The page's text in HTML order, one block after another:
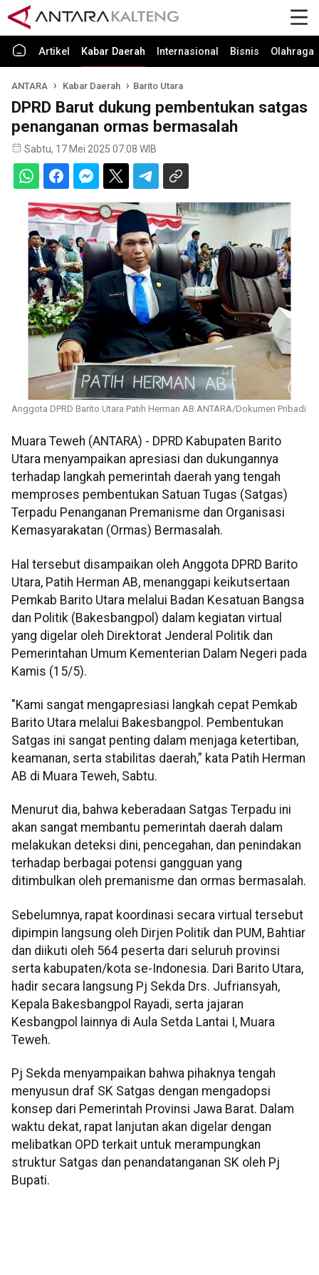
Artikel Kabar Daerah Internasional Bisnis Olahraga
ANTARA Kabar Daerah Barito Utara
DPRD Barut dukung pembentukan satgas
penanganan ormas bermasalah
Sabtu, 17 Mei 2025 07:08 WIB
Anggota DPRD Barito Utara Patih Herman AB.ANTARA/Dokumen Pribadi
Muara Teweh (ANTARA) - DPRD Kabupaten Barito
Utara menyampaikan apresiasi dan dukungannya
terhadap langkah pemerintah daerah yang tengah
memproses pembentukan Satuan Tugas (Satgas)
Terpadu Penanganan Premanisme dan Organisasi
Kemasyarakatan (Ormas) Bermasalah.
Hal tersebut disampaikan oleh Anggota DPRD Barito
Utara, Patih Herman AB, menanggapi keikutsertaan
Pemkab Barito Utara melalui Badan Kesatuan Bangsa
dan Politik (Bakesbangpol) dalam kegiatan virtual
yang digelar oleh Direktorat Jenderal Politik dan
Pemerintahan Umum Kementerian Dalam Negeri pada
Kamis (15/5).
"Kami sangat mengapresiasi langkah cepat Pemkab
Barito Utara melalui Bakesbangpol. Pembentukan
Satgas ini sangat penting dalam menjaga ketertiban,
keamanan, serta stabilitas daerah,” kata Patih Herman
AB di Muara Teweh, Sabtu.
Menurut dia, bahwa keberadaan Satgas Terpadu ini
akan sangat membantu pemerintah daerah dalam
melakukan deteksi dini, pencegahan, dan penindakan
terhadap berbagai potensi gangguan yang
ditimbulkan oleh premanisme dan ormas bermasalah.
Sebelumnya, rapat koordinasi secara virtual tersebut
dipimpin langsung oleh Dirjen Politik dan PUM, Bahtiar
dan diikuti oleh 564 peserta dari seluruh provinsi
serta kabupaten/kota se-Indonesia. Dari Barito Utara,
hadir secara langsung Pj Sekda Drs. Jufriansyah,
Kepala Bakesbangpol Rayadi, serta jajaran
Kesbangpol lainnya di Aula Setda Lantai I, Muara
Teweh.
Pj Sekda menyampaikan bahwa pihaknya tengah
menyusun draf SK Satgas dengan mengadopsi
konsep dari Pemerintah Provinsi Jawa Barat. Dalam
waktu dekat, rapat lanjutan akan digelar dengan
melibatkan OPD terkait untuk merampungkan
struktur Satgas dan penandatanganan SK oleh Pj
Bupati.